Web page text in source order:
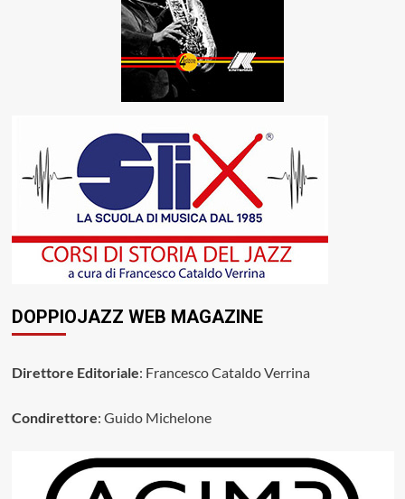
DOPPIOJAZZ WEB MAGAZINE
Direttore Editoriale: Francesco Cataldo Verrina
Condirettore: Guido Michelone